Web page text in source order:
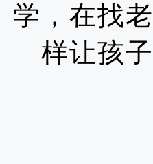
学 ，在找
样让孩